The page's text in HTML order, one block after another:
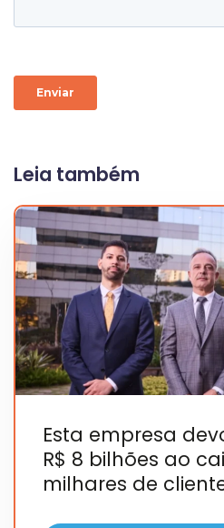
Leia também
Esta empresa
R$ 8 bilhões ao
milhares de